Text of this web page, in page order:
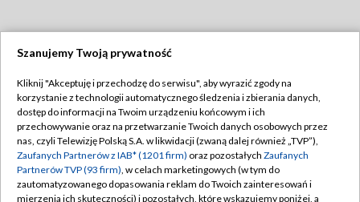
TVP
Abonament TVP
Emisja w TVP
Centrum informacji TVP
Regulamin TVP
Polityka prywatności
Moje zgody
Szanujemy Twoją prywatność
Kliknij "Akceptuję i przechodzę do serwisu", aby wyrazić zgody na
korzystanie z technologii automatycznego śledzenia i zbierania danych,
dostęp do informacji na Twoim urządzeniu końcowym i ich
przechowywanie oraz na przetwarzanie Twoich danych osobowych przez
nas, czyli Telewizję Polską S.A. w likwidacji (zwaną dalej również „TVP”),
Zaufanych Partnerów z IAB* (1201 firm) oraz pozostałych Zaufanych
Partnerów TVP (93 firm), w celach marketingowych (w tym do
zautomatyzowanego dopasowania reklam do Twoich zainteresowań i
mierzenia ich skuteczności) i pozostałych, które wskazujemy poniżej, a